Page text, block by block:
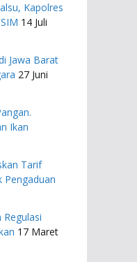
Kapolres
14 Juli
Jawa Barat
27 Juni
Ikan
Tarif
Pengaduan
Regulasi
17 Maret